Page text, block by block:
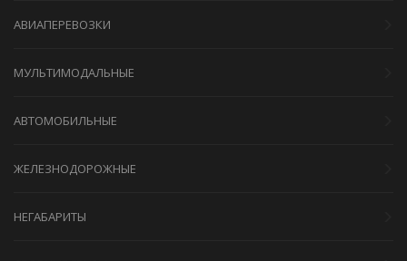
АВИАПЕРЕВОЗКИ
МУЛЬТИМОДАЛЬНЫЕ
АВТОМОБИЛЬНЫЕ
ЖЕЛЕЗНОДОРОЖНЫЕ
НЕГАБАРИТЫ